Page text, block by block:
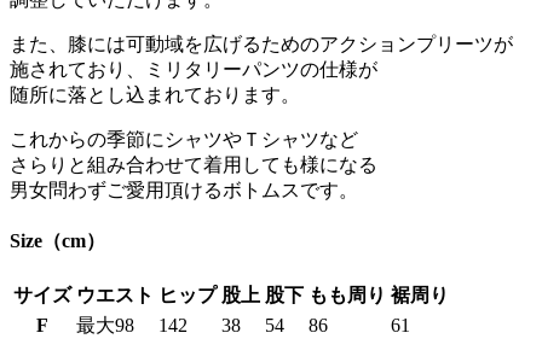
また、膝には可動域を広げるためのアクションプリーツが
施されており、ミリタリーパンツの仕様が
随所に落とし込まれております。
これからの季節にシャツやＴシャツなど
さらりと組み合わせて着用しても様になる
男女問わずご愛用頂けるボトムスです。
Size（cm）
サイズ ウエスト ヒップ 股上 股下 もも周り 裾周り
F
最大98 142 38 54 86 61